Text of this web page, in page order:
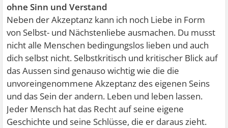
ohne Sinn und Verstand
Neben der Akzeptanz kann ich noch Liebe in Form
von Selbst- und Nächstenliebe ausmachen. Du musst
nicht alle Menschen bedingungslos lieben und auch
dich selbst nicht. Selbstkritisch und kritischer Blick auf
das Aussen sind genauso wichtig wie die die
unvoreingenommene Akzeptanz des eigenen Seins
und das Sein der andern. Leben und leben lassen.
Jeder Mensch hat das Recht auf seine eigene
Geschichte und seine Schlüsse, die er daraus zieht.